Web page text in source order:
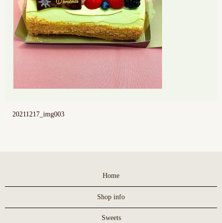
20211217_img003
Home
Shop info
Sweets